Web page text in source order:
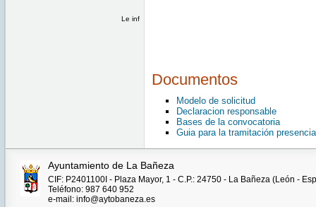
Le inf
Documentos
Modelo de solicitud
Declaracion responsable
Bases de la convocatoria
Guia para la tramitación
Ayuntamiento de La Bañeza
CIF: P2401100I - Plaza Mayor, 1 - C.P.: 24750 - La Bañeza (León -
Teléfono: 987 640 952
e-mail: info@aytobaneza.es